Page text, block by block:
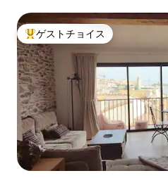
大好評のゲストチョイスです。
ゲストチョイス